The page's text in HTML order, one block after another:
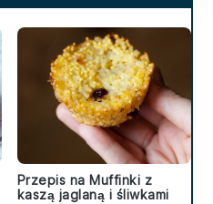
Przepis na Muffinki z
kaszą jaglaną i śliwkami